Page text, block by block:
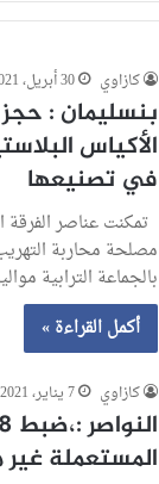
كازاوي 30 أبريل، 2021
الأكياس
في تصنيعها
تمكنت عناصر الفرقة
مصلحة محاربة
بالجماعة الترابية
أكمل القراءة »
كازاوي 7 يناير، 2021
المستعملة